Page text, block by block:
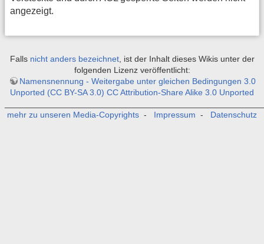
angezeigt.
Falls nicht anders bezeichnet, ist der Inhalt dieses Wikis unter der
folgenden Lizenz veröffentlicht:
Namensnennung - Weitergabe unter gleichen Bedingungen 3.0
Unported (CC BY-SA 3.0) CC Attribution-Share Alike 3.0 Unported
mehr zu unseren Media-Copyrights - Impressum - Datenschutz